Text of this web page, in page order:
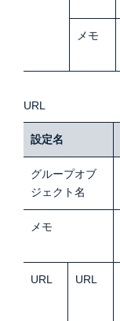
メモ
URL
設定名
グループオブ
ジェクト名
メモ
URL URL